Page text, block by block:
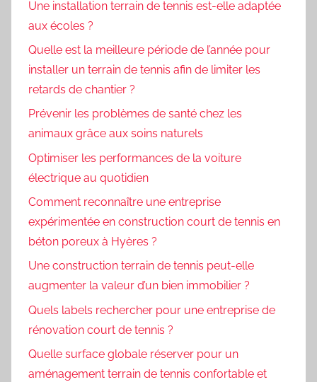
Une installation terrain de tennis est-elle adaptée
aux écoles ?
Quelle est la meilleure période de l’année pour
installer un terrain de tennis afin de limiter les
retards de chantier ?
Prévenir les problèmes de santé chez les
animaux grâce aux soins naturels
Optimiser les performances de la voiture
électrique au quotidien
Comment reconnaître une entreprise
expérimentée en construction court de tennis en
béton poreux à Hyères ?
Une construction terrain de tennis peut-elle
augmenter la valeur d’un bien immobilier ?
Quels labels rechercher pour une entreprise de
rénovation court de tennis ?
Quelle surface globale réserver pour un
aménagement terrain de tennis confortable et